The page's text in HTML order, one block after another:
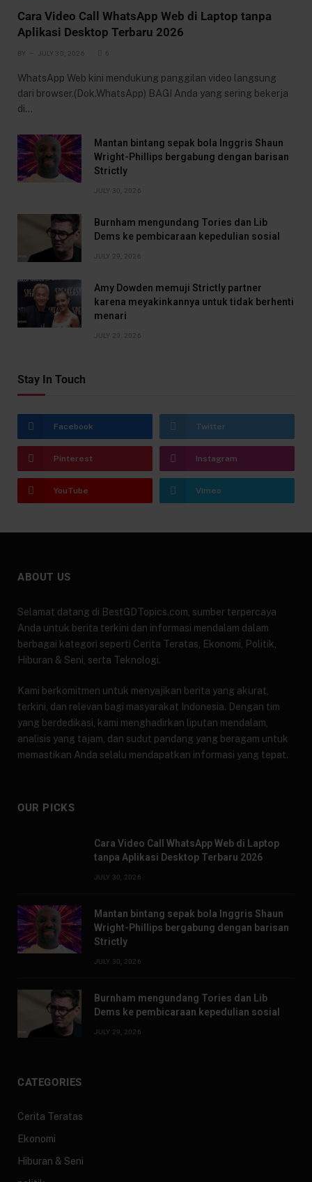
Cara Video Call WhatsApp Web di Laptop tanpa
Aplikasi Desktop Terbaru 2026
BY JULY 30, 2026 6
WhatsApp Web kini mendukung panggilan video langsung
dari browser.(Dok.WhatsApp) BAGI Anda yang sering bekerja
di…
Mantan bintang sepak bola Inggris Shaun
Wright-Phillips bergabung dengan barisan
Strictly
JULY 30, 2026
Burnham mengundang Tories dan Lib
Dems ke pembicaraan kepedulian sosial
JULY 29, 2026
Amy Dowden memuji Strictly partner
karena meyakinkannya untuk tidak berhenti
menari
JULY 29, 2026
Stay In Touch
Facebook Twitter
Pinterest Instagram
YouTube Vimeo
ABOUT US
Selamat datang di BestGDTopics.com, sumber terpercaya
Anda untuk berita terkini dan informasi mendalam dalam
berbagai kategori seperti Cerita Teratas, Ekonomi, Politik,
Hiburan & Seni, serta Teknologi.
Kami berkomitmen untuk menyajikan berita yang akurat,
terkini, dan relevan bagi masyarakat Indonesia. Dengan tim
yang berdedikasi, kami menghadirkan liputan mendalam,
analisis yang tajam, dan sudut pandang yang beragam untuk
memastikan Anda selalu mendapatkan informasi yang tepat.
OUR PICKS
Cara Video Call WhatsApp Web di Laptop
tanpa Aplikasi Desktop Terbaru 2026
JULY 30, 2026
Mantan bintang sepak bola Inggris Shaun
Wright-Phillips bergabung dengan barisan
Strictly
JULY 30, 2026
Burnham mengundang Tories dan Lib
Dems ke pembicaraan kepedulian sosial
JULY 29, 2026
CATEGORIES
Cerita Teratas
Ekonomi
Hiburan & Seni